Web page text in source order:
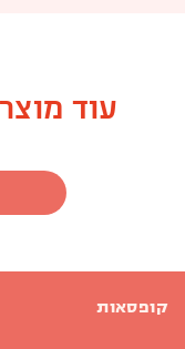
עוד
קופסאות